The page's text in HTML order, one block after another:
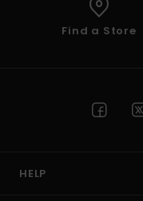
Find a Store
HELP